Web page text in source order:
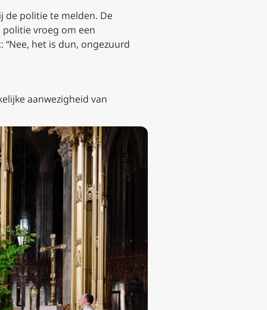
de politie te melden. De
politie vroeg om een
het is dun, ongezuurd
aanwezigheid van